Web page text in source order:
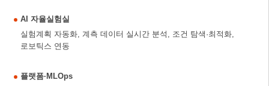
AI 자율실험실
실험계획 자동화, 계측 데이터 실시간 분석, 조건 탐색·최적화,
로보틱스 연동
플랫폼·MLOps